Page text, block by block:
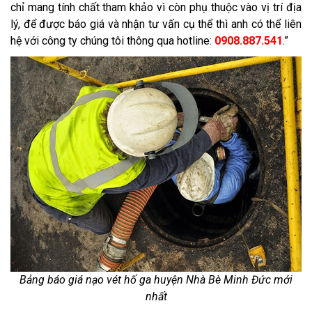
chỉ mang tính chất tham khảo vì còn phụ thuộc vào vị trí địa
lý, để được báo giá và nhận tư vấn cụ thể thì anh có thể liên
hệ với công ty chúng tôi thông qua hotline: 0908.887.541.”
Bảng báo giá nạo vét hố ga huyện Nhà Bè Minh Đức mới
nhất